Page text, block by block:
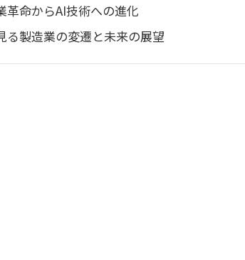
革命からAI技術への進化
る製造業の変遷と未来の展望